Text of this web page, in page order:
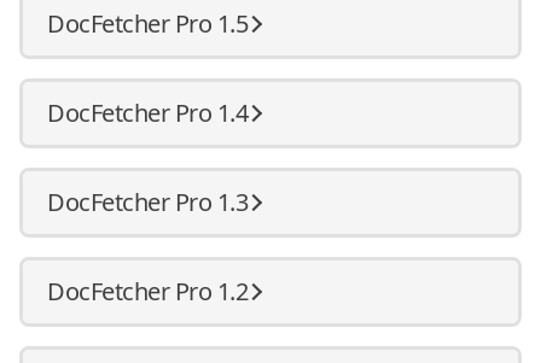
DocFetcher Pro 1.5
DocFetcher Pro 1.4
DocFetcher Pro 1.3
DocFetcher Pro 1.2